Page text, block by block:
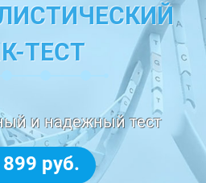
ТЕСТ
и надежный тест
руб.